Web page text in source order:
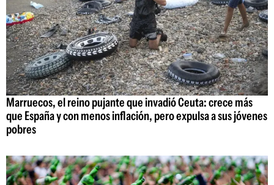
Marruecos, el reino pujante que invadió Ceuta: crece más
que España y con menos inflación, pero expulsa a sus jóvenes
pobres